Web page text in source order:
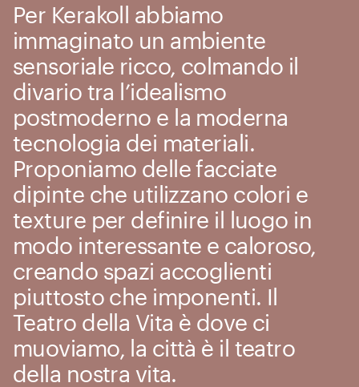
Per Kerakoll abbiamo
immaginato un ambiente
sensoriale ricco, colmando il
divario tra l’idealismo
postmoderno e la moderna
tecnologia dei materiali.
Proponiamo delle facciate
dipinte che utilizzano colori e
texture per definire il luogo in
modo interessante e caloroso,
creando spazi accoglienti
piuttosto che imponenti. Il
Teatro della Vita è dove ci
muoviamo, la città è il teatro
della nostra vita.